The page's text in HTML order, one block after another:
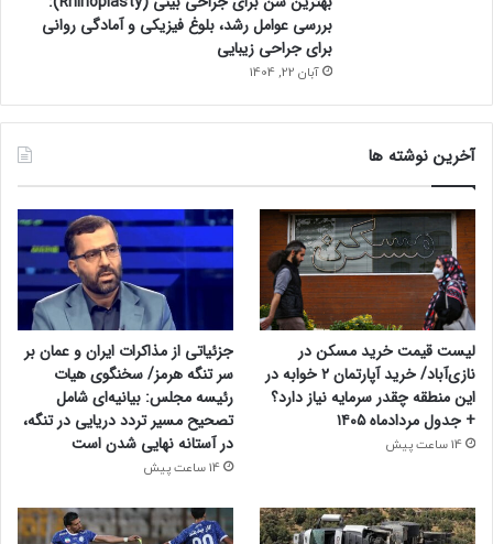
بررسی عوامل رشد، بلوغ فیزیکی و آمادگی روانی
برای جراحی زیبایی
آبان 22, 1404
آخرین نوشته ها
لیست قیمت خرید مسکن در
نازی‌آباد/ خرید آپارتمان ۲ خوابه در
این منطقه چقدر سرمایه نیاز دارد؟
+ جدول مردادماه ۱۴۰۵
14 ساعت پیش
جزئیاتی از مذاکرات ایران و عمان بر
سر تنگه هرمز/ سخنگوی هیات
رئیسه مجلس: بیانیه‌ای شامل
تصحیح مسیر تردد دریایی در تنگه،
در آستانه نهایی شدن است
14 ساعت پیش